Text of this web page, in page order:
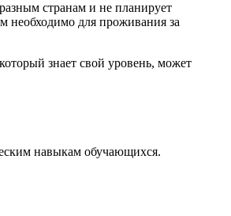
странам и не планирует
необходимо для проживания за
знает свой уровень, может
навыкам обучающихся.